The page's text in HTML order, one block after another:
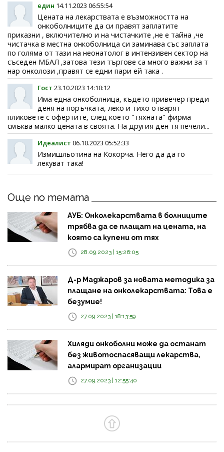
един 14.11.2023 06:55:54
Цената на лекарствата е възможността на
онкоболниците да си правят заплатите
приказни , включително и на чистачките ,не е тайна ,че
чистачка в местна онкоболница си заминава със заплата
по голяма от тази на неонатолог в интензивен сектор на
съседен МБАЛ ,затова тези търгове са много важни за т
нар онколози ,правят се едни пари ей така .
Гост 23.10.2023 14:10:12
Има една онкоболница, където привечер преди
деня на поръчката, леко и тихо отварят
пликовете с офертите, след което "тяхната" фирма
смъква малко цената в своята. На другия ден тя печели...
Идеалист 06.10.2023 05:52:33
Измишльотина на Кокорча. Него да да го
лекуват така!
Още по темата
АУБ: Онколекарствата в болниците
трябва да се плащат на цената, на
която са купени от тях
28.09.2023 | 15:26:05
Д-р Маджаров за новата методика за
плащане на онколекарствата: Това е
безумие!
27.09.2023 | 18:13:59
Хиляди онкоболни може да останат
без животоспасяващи лекарства,
алармират организации
27.09.2023 | 12:55:40